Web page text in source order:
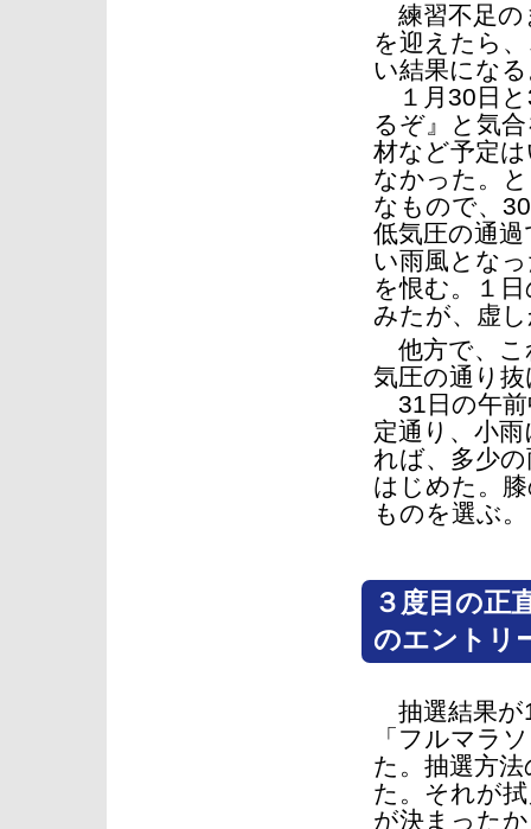
練習不足の
を迎えたら
い結果にな
１月30日と
るぞ』と気
材など予定
なかった。
なもので、
低気圧の通
い雨風とな
を恨む。１
みたが、虚
他方で、こ
気圧の通り
31日の午前
定通り、小
れば、多少
はじめた。
ものを選ぶ。
３度目の正
のエントリ
抽選結果が
「フルマラ
た。抽選方
た。それが
が決まった